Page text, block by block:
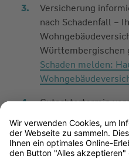
Versicherung
nach Schadenfall –
Württembergischen
Schaden melden:
Gutachtertermin
Termin zur